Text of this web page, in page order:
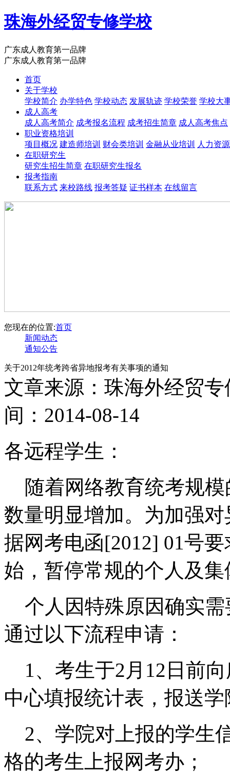
珠海外经贸专修学校
广东成人教育第一品牌
广东成人教育第一品牌
首页
关于学校
学校简介 办学特色 学校动态 发展轨迹 学校荣誉 学校大
成人高考
成人高考简介 成考报名流程 成考招生简章 成人高考焦点
职业资格培训
项目概况 建造师培训 财会类培训 金融从业培训
人力资
在职研究生
研究生招生简章 在职研究生报名
报考指南
联系方式 来校路线 报考答疑 证书样本 在线留言
您现在的位置:首页
新闻动态
通知公告
关于2012年统考跨省异地报考有关事项的通知
文章来源：珠海外经贸
间：2014-08-14
各远程学生：
随着网络教育统考规模
数量明显增加。为加强
据网考电函[2012] 01号
始，暂停常规的个人及
个人因特殊原因确实需
通过以下流程申请：
1、考生于2月12日前
中心填报统计表，报送学
2、学院对上报的学生
格的考生上报网考办；